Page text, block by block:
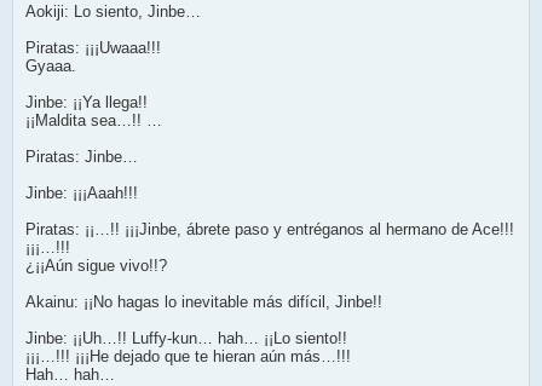
Aokiji: Lo siento, Jinbe…
Piratas: ¡¡¡Uwaaa!!!
Gyaaa.
Jinbe: ¡¡Ya llega!!
¡¡Maldita sea…!! …
Piratas: Jinbe…
Jinbe: ¡¡¡Aaah!!!
Piratas: ¡¡…!! ¡¡¡Jinbe, ábrete paso y entréganos al hermano de Ace!!!
¡¡¡…!!!
¿¡¡Aún sigue vivo!!?
Akainu: ¡¡No hagas lo inevitable más difícil, Jinbe!!
Jinbe: ¡¡Uh…!! Luffy-kun… hah… ¡¡Lo siento!!
¡¡¡…!!! ¡¡¡He dejado que te hieran aún más…!!!
Hah… hah…